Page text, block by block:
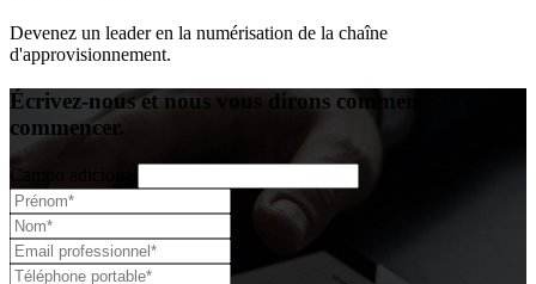
Devenez un leader en la numérisation de la chaîne
d'approvisionnement.
Écrivez-nous et nous vous dirons comment
commencer.
Campo adicional